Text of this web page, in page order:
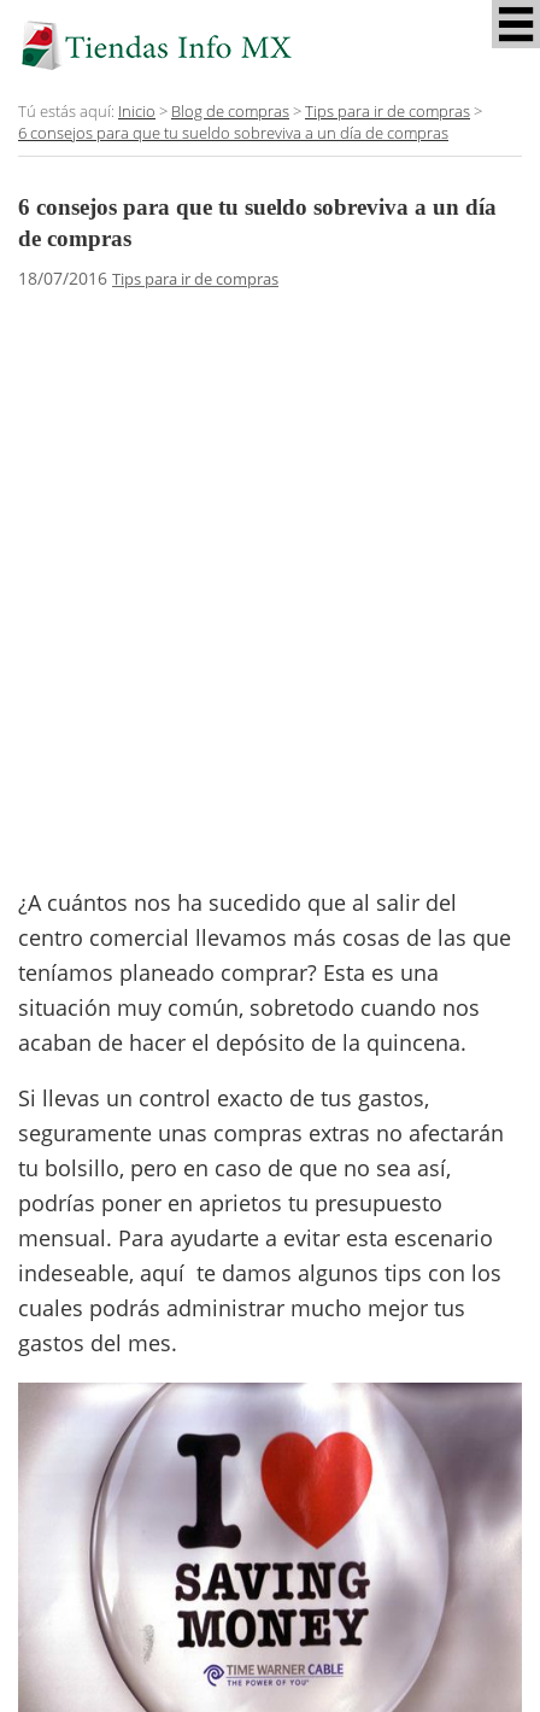
Tú estás aquí: Inicio > Blog de compras>Tips para ir de compras>
6 consejos para que tu sueldo sobreviva a un día de compras
6 consejos para que tu sueldo sobreviva a un día
de compras
18/07/2016 Tips para ir de compras
¿A cuántos nos ha sucedido que al salir del
centro comercial llevamos más cosas de las que
teníamos planeado comprar? Esta es una
situación muy común, sobretodo cuando nos
acaban de hacer el depósito de la quincena.
Si llevas un control exacto de tus gastos,
seguramente unas compras extras no afectarán
tu bolsillo, pero en caso de que no sea así,
podrías poner en aprietos tu presupuesto
mensual. Para ayudarte a evitar esta escenario
indeseable, aquí te damos algunos tips con los
cuales podrás administrar mucho mejor tus
gastos del mes.